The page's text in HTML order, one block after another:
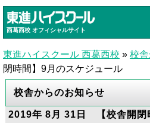
西葛西校 オフィシャルサイト
東進ハイスクール 西葛西校 » 校
閉時間】9月のスケジュール
校舎からのお知らせ
2019年 8月 31日 【校舎開閉